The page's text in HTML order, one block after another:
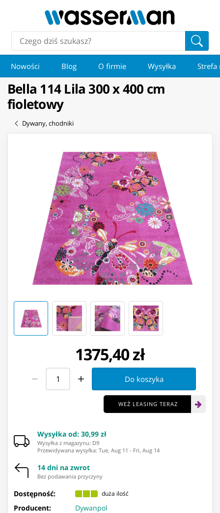
Nowości Blog O firmie Wysyłka Strefa
Bella 114 Lila 300 x 400 cm
fioletowy
Dywany, chodniki
1375,40 zł
Do koszyka
WEŹ LEASING TERAZ
Wysyłka od: 30,99 zł
Wysyłka z magazynu: ⁨D9⁩
Przewidywana wysyłka: Tue, Aug 11 - Fri, Aug 14
14 dni na zwrot
Bez podawania przyczyny
Dostępność: duża ilość
Producent:
Dywanpol